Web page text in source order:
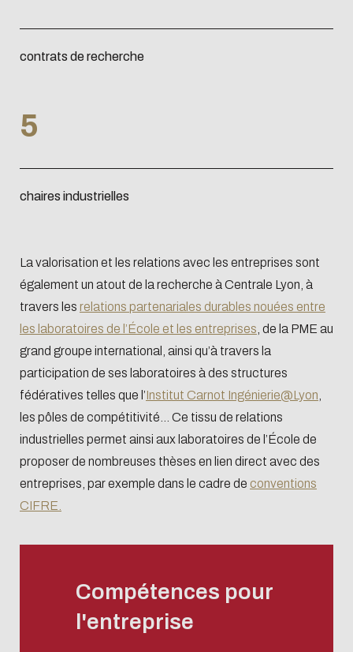
contrats de recherche
5
chaires industrielles
La valorisation et les relations avec les entreprises sont
également un atout de la recherche à Centrale Lyon, à
travers les relations partenariales durables nouées entre
les laboratoires de l’École et les entreprises , de la PME au
grand groupe international, ainsi qu’à travers la
participation de ses laboratoires à des structures
fédératives telles que l’Institut Carnot Ingénierie@Lyon
les pôles de compétitivité… Ce tissu de relations
industrielles permet ainsi aux laboratoires de l’École de
proposer de nombreuses thèses en lien direct avec des
entreprises, par exemple dans le cadre de conventions
CIFRE.
Compétences pour
l'entreprise